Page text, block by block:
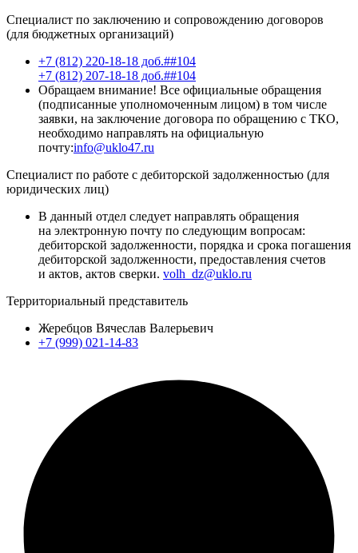
Специалист по заключению и сопровождению договоров
(для бюджетных организаций)
+7 (812) 220-18-18 доб.##104
+7 (812) 207-18-18 доб.##104
Обращаем внимание! Все официальные обращения
(подписанные уполномоченным лицом) в том числе
заявки, на заключение договора по обращению с ТКО,
необходимо направлять на официальную
почту:info@uklo47.ru
Специалист по работе с дебиторской задолженностью (для
юридических лиц)
В данный отдел следует направлять обращения
на электронную почту по следующим вопросам:
дебиторской задолженности, порядка и срока погашения
дебиторской задолженности, предоставления счетов
и актов, актов сверки. volh_dz@uklo.ru
Территориальный представитель
Жеребцов Вячеслав Валерьевич
+7 (999) 021-14-83